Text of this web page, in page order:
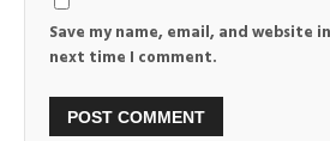
Save my name, email, and website
next time I comment.